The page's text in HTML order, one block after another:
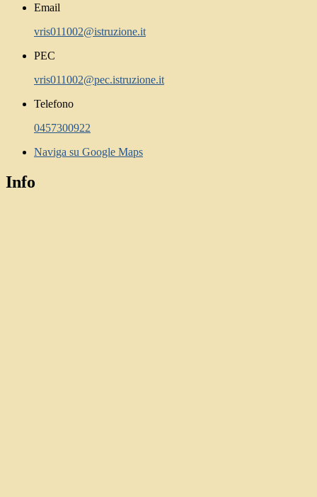
Email
vris011002@istruzione.it
PEC
vris011002@pec.istruzione.it
Telefono
0457300922
Naviga su Google Maps
Info